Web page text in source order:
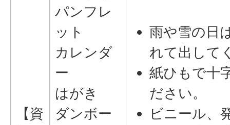
【資
パンフレ
ット
カレンダ
ー
はがき
ダンボー
雨や雪の日
れて出して
紙ひもで十
ださい。
ビニール、